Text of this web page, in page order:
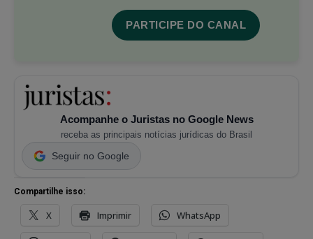
PARTICIPE DO CANAL
Acompanhe o Juristas no Google News
receba as principais notícias jurídicas do Brasil
Seguir no Google
Compartilhe isso:
X Imprimir WhatsApp